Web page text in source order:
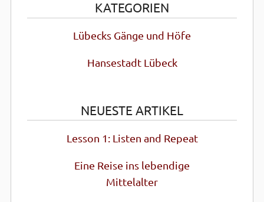
KATEGORIEN
Lübecks Gänge und Höfe
Hansestadt Lübeck
NEUESTE ARTIKEL
Lesson 1: Listen and Repeat
Eine Reise ins lebendige
Mittel­alter